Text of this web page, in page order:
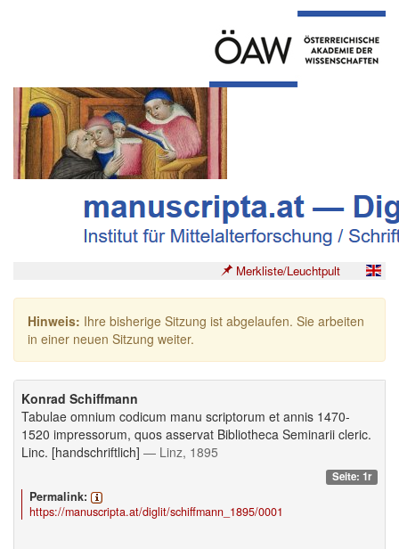
Merkliste/Leuchtpult
Hinweis: Ihre bisherige Sitzung ist abgelaufen. Sie arbeiten
in einer neuen Sitzung weiter.
Konrad Schiffmann
Tabulae omnium codicum manu scriptorum et annis 1470-
1520 impressorum, quos asservat Bibliotheca Seminarii cleric.
Linc. [handschriftlich] — Linz, 1895
Seite: 1r
Permalink:
https://manuscripta.at/diglit/schiffmann_1895/0001